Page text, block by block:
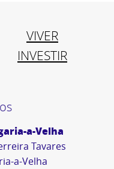
VIVER
INVESTIR
a-Velha
Tavares
a-Velha